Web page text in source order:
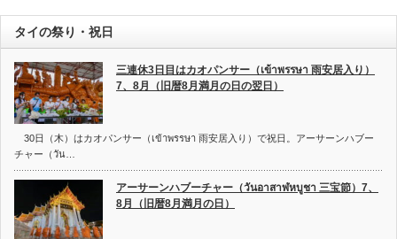
タイの祭り・祝日
三連休3日目はカオパンサー（เข้าพรรษา 雨安居入り）
7、8月（旧暦8月満月の日の翌日）
30日（木）はカオパンサー（เข้าพรรษา 雨安居入り）で祝日。アーサーンハブー
チャー（วัน…
アーサーンハブーチャー（วันอาสาฬหบูชา 三宝節）7、
8月（旧暦8月満月の日）